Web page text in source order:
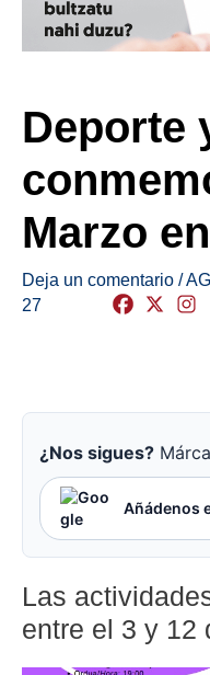
Deporte
Marzo
Deja un comentario /
27
¿Nos sigues?
Añádenos
Las
entre el 3 y 12